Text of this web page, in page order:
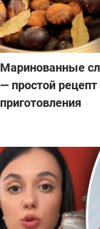
Маринованные
— простой
приготовления